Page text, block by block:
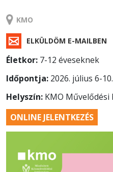
KMO
ELKÜLDÖM E-MAILBEN
Életkor: 7-12 éveseknek
Időpontja: 2026. július 6-
Helyszín: KMO Művelődési
ONLINE JELENTKEZÉS